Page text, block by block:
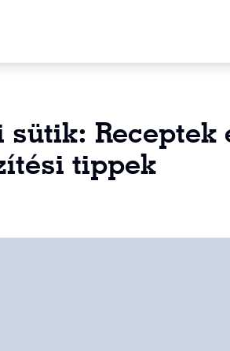
sütik: Receptek
tippek